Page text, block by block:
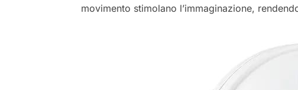
movimento stimolano l’immaginazione,